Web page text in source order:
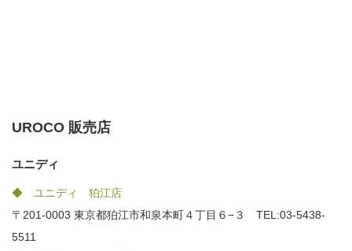
UROCO 販売店
ユニディ
◆ ユニディ 狛江店
〒201-0003 東京都狛江市和泉本町４丁目６−３ TEL:03-5438-
5511